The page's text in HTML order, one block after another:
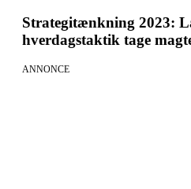
Strategitænkning 2023:
hverdagstaktik tage
ANNONCE